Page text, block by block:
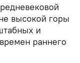
высокой горы
и
раннего